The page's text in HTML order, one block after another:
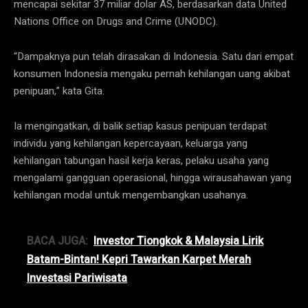
mencapai sekitar 37 miliar dolar AS, berdasarkan data United
Nations Office on Drugs and Crime (UNODC).
“Dampaknya pun telah dirasakan di Indonesia. Satu dari empat
konsumen Indonesia mengaku pernah kehilangan uang akibat
penipuan,” kata Gita.
Ia mengingatkan, di balik setiap kasus penipuan terdapat
individu yang kehilangan kepercayaan, keluarga yang
kehilangan tabungan hasil kerja keras, pelaku usaha yang
mengalami gangguan operasional, hingga wirausahawan yang
kehilangan modal untuk mengembangkan usahanya.
BACA JUGA: Investor Tiongkok & Malaysia Lirik
Batam-Bintan! Kepri Tawarkan Karpet Merah
Investasi Pariwisata